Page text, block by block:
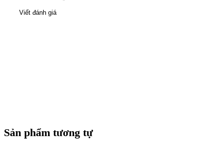
Viết đánh giá
Sản phẩm tương tự